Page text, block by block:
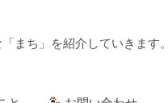
まち」を紹介していきます。